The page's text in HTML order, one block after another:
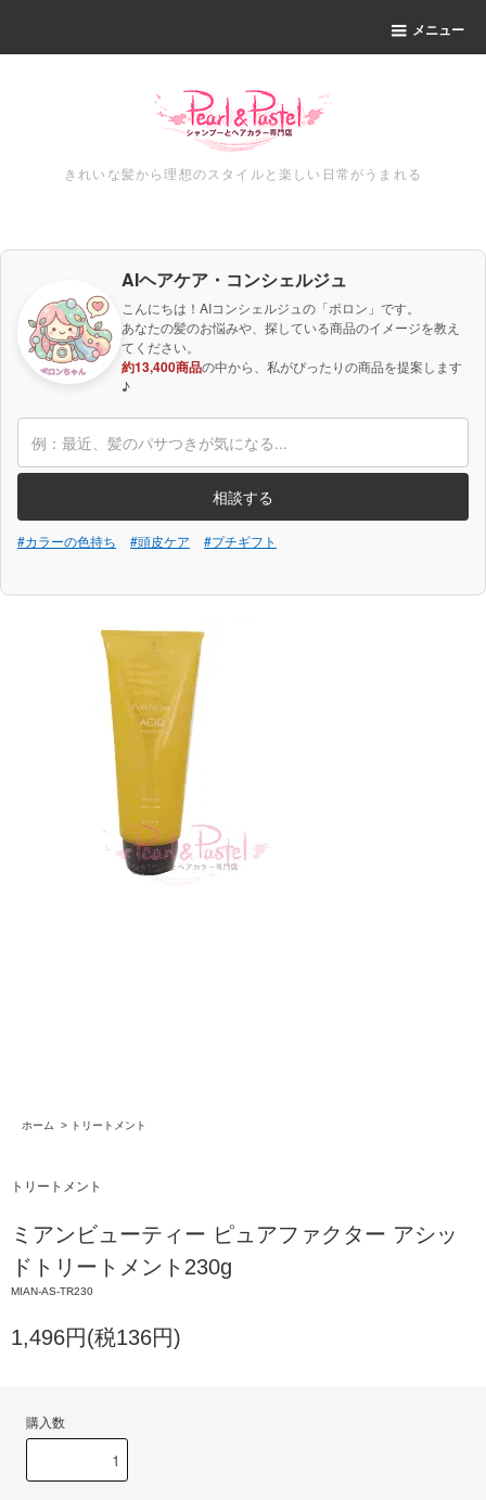
メニュー
きれいな髪から理想のスタイルと楽しい日常がうまれる
AIヘアケア・コンシェルジュ
こんにちは！AIコンシェルジュの「ポロン」です。
あなたの髪のお悩みや、探している商品のイメージを教え
てください。
約13,400商品の中から、私がぴったりの商品を提案します
♪
相談する
#カラーの色持ち #頭皮ケア #プチギフト
ホーム > トリートメント
トリートメント
ミアンビューティー ピュアファクター アシッ
ドトリートメント230g
MIAN-AS-TR230
1,496円(税136円)
購入数